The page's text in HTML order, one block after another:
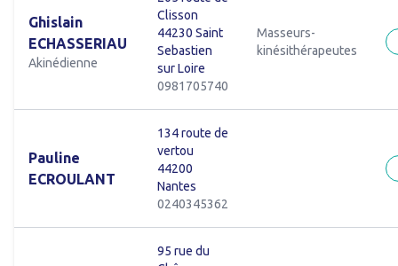
Ghislain
ECHASSERIAU
Akinédienne
Clisson
44230 Saint
Sebastien
sur Loire
0981705740
Masseurs-
kinésithérapeutes
Pauline
ECROULANT
134 route de
vertou
44200
Nantes
0240345362
95 rue du